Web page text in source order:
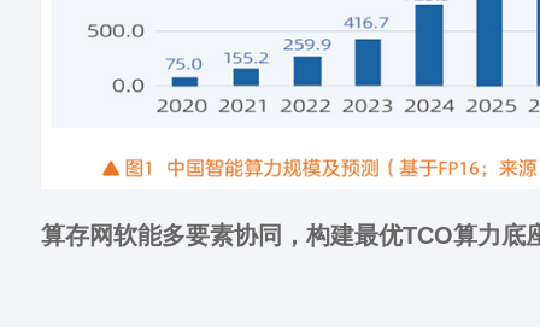
算存网软能多要素协同，构建最优TCO算力底